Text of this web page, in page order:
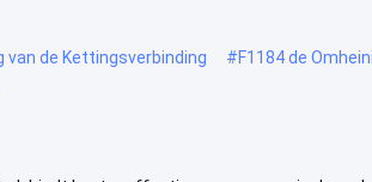
van de Kettingsverbinding #F1184 de